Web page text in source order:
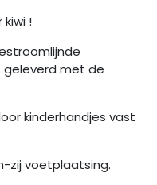
!
geleverd met de
kinderhandjes vast
zij voetplaatsing.